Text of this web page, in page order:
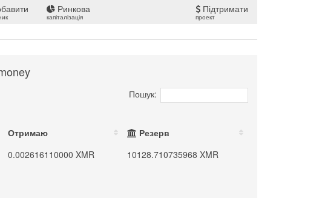
Ринкова
капіталізація
Підтримати
проект
Пошук:
Отримаю
Резерв
0.002616110000 XMR 10128.710735968 XMR